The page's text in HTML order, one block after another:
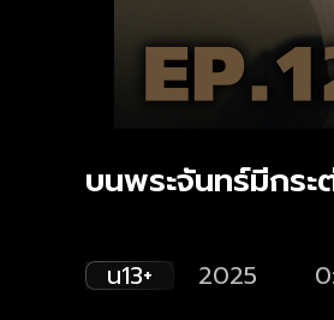
บนพระจันทร์มีกระ
น13+ 2025